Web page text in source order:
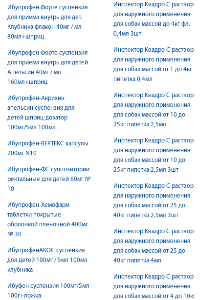
Ибупрофен Форте суспензия
для приема внутрь для дет.
Клубника флакон 40мг / мл
80мл+шприц
Ибупрофен Форте суспензия
для приема внутрь для детей
Апельсин 40мг / мл
160мл+шприц
Ибупрофен-Акрихин
апельсин суспензия для
детей шприц-дозатор
100мг/5мл 100мл
Ибупрофен-ВЕРТЕКС капсулы
200мг N10
Ибупрофен-ФС суппозитории
ректальные для детей 60мг №
10
Ибупрофен-Хемофарм
таблетки покрытые
оболочкой пленочной 400мг
№ 30
ИбупрофенАКОС суспензия
для детей 100мг / 5мл 100мл
клубника
Ибуфен суспензия 100мг/5мл
100г+ложка
Инспектор Квадро С раствор
для наружного применения
для собак массой до 4кг фл.
0,4мл 3шт
Инспектор Квадро С раствор
для наружного применения
для собак массой от 1 до 4кг
пипетка 0,4мл
Инспектор Квадро С раствор
для наружного применения
для собак массой от 10 до
25кг пипетка 2,5мл
Инспектор Квадро С раствор
для наружного применения
для собак массой от 10 до
25кг пипетка 2,5мл 3шт
Инспектор Квадро С раствор
для наружного применения
для собак массой от 25 до
40кг пипетка 2,5мл 3шт
Инспектор Квадро С раствор
для наружного применения
для собак массой от 25 до
40кг пипетка 4мл
Инспектор Квадро С раствор
для наружного применения
для собак массой от 4 до 10кг